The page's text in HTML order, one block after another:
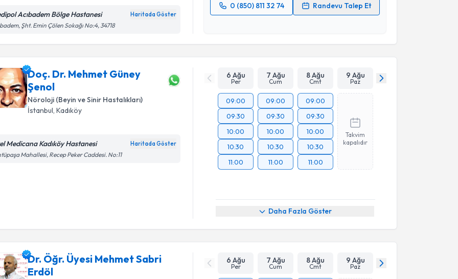
Acıbadem Bölge Hastanesi Haritada Göster
Şht. Emin Çölen Sokağı No:4, 34718
0 (850) 811 32 74
Randevu Talep Et
işlenmesini kabul ediyorum.
Takvim Talebini Gönder
Doç. Dr. Mehmet Güney
Şenol
Nöroloji (Beyin ve Sinir Hastalıkları)
İstanbul, Kadıköy
Medicana Kadıköy Hastanesi Haritada Göster
Mahallesi, Recep Peker Caddesi. No:11
6 Ağu
Per
7 Ağu
Cum
8 Ağu
Cmt
9 Ağu
Paz
09:00
09:30
10:00
10:30
11:00
09:00
09:30
10:00
10:30
11:00
09:00
09:30
10:00
10:30
11:00
Takvim
kapalıdır
Daha Fazla Göster
Dr. Öğr. Üyesi Mehmet Sabri
Erdöl
6 Ağu
Per
7 Ağu
Cum
8 Ağu
Cmt
9 Ağu
Paz